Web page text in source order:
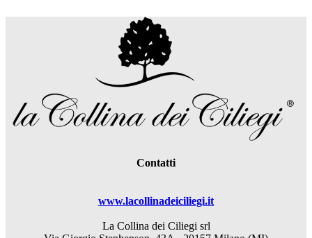
Contatti
www.lacollinadeiciliegi.it
La Collina dei Ciliegi srl